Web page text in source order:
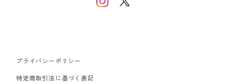
バングル
プライバシーポリシー
特定商取引法に基づく表記